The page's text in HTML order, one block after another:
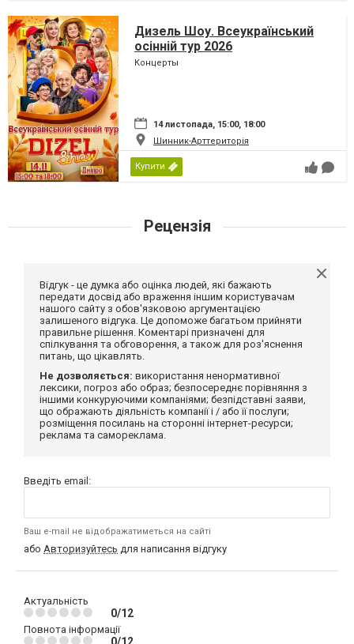
Дизель Шоу. Всеукраїнський
осінній тур 2026
Концерты
14 листопада, 15:00, 18:00
Шинник-Арттериторія
Купити
Рецензія
Відгук - це думка або оцінка людей, які бажають
передати досвід або враження іншим користувачам
нашого сайту з обов'язковою аргументацією
залишеного відгука. Це допоможе багатьом прийняти
правильне рішення. Коментарі призначені для
спілкування та обговорення, а також для роз'яснення
питань, що цікавлять.
Не дозволяється: використання ненормативної
лексики, погроз або образ; безпосереднє порівняння з
іншими конкуруючими компаніями; безпідставні заяви,
що ображають діяльність компанії і / або її послуги;
розміщення посилань на сторонні інтернет-ресурси;
реклама та самореклама.
Введіть email:
Ваш e-mail не відображатиметься на сайті
або Авторизуйтесь для написання відгуку
Актуальність
0/12
Повнота інформації
0/12